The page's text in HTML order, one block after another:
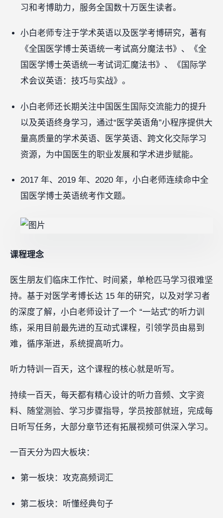
习和考博助力，服务全国数十万医生读者。
小白老师专注于学术英语以及医学考博研究，著有
《全国医学博士英语统一考试高分魔法书》、《全
国医学博士英语统一考试词汇魔法书》、《国际学
术会议英语：技巧与实战》。
小白老师还长期关注中国医生国际交流能力的提升
以及英语终身学习，通过“医学英语角”小程序提供大
量高质量的学术英语、医学英语、跨文化交际学习
资源，为中国医生的职业发展和学术进步赋能。
2017 年、2019 年、2020 年，小白老师连续命中全
国医学博士英语统考作文题。
课程理念
医生朋友们临床工作忙、时间紧，单枪匹马学习很难坚
持。基于对医学考博长达 15 年的研究，以及对学习者
的深度了解，小白老师设计了一个 “一站式”的听力训
练，采用目前最先进的互动式课程，引领学员由易到
难，循序渐进，系统提高听力。
听力特训一百天，这个课程的核心就是听写。
持续一百天，每天都有精心设计的听力音频、文字资
料、随堂测验、学习步骤指导，学员按部就班，完成每
日听写任务，大部分章节还有拓展视频可供深入学习。
一百天分为四大板块：
第一板块：攻克高频词汇
第二板块：听懂经典句子